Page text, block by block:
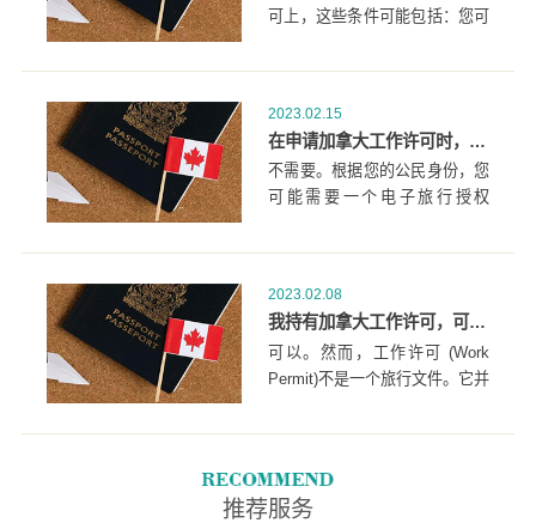
可上，这些条件可能包括：您可
雇主工作.您可以在哪里工作，
2023.02.15
在申请加拿大工作许可时，我是否应该申请电子签证（eTA)或签证？
不需要。根据您的公民身份，您
可能需要一个电子旅行授权
可。
2023.02.08
我持有加拿大工作许可，可以离开再回到加拿大吗？
可以。然而，工作许可 (Work
Permit)不是一个旅行文件。它并
与您的许可证一起.
推荐服务